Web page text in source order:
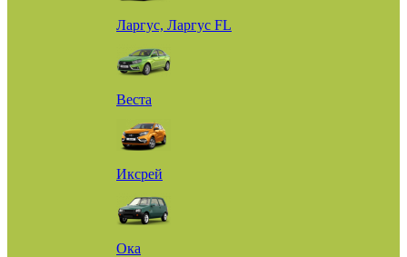
Ларгус, Ларгус FL
Веста
Иксрей
Ока